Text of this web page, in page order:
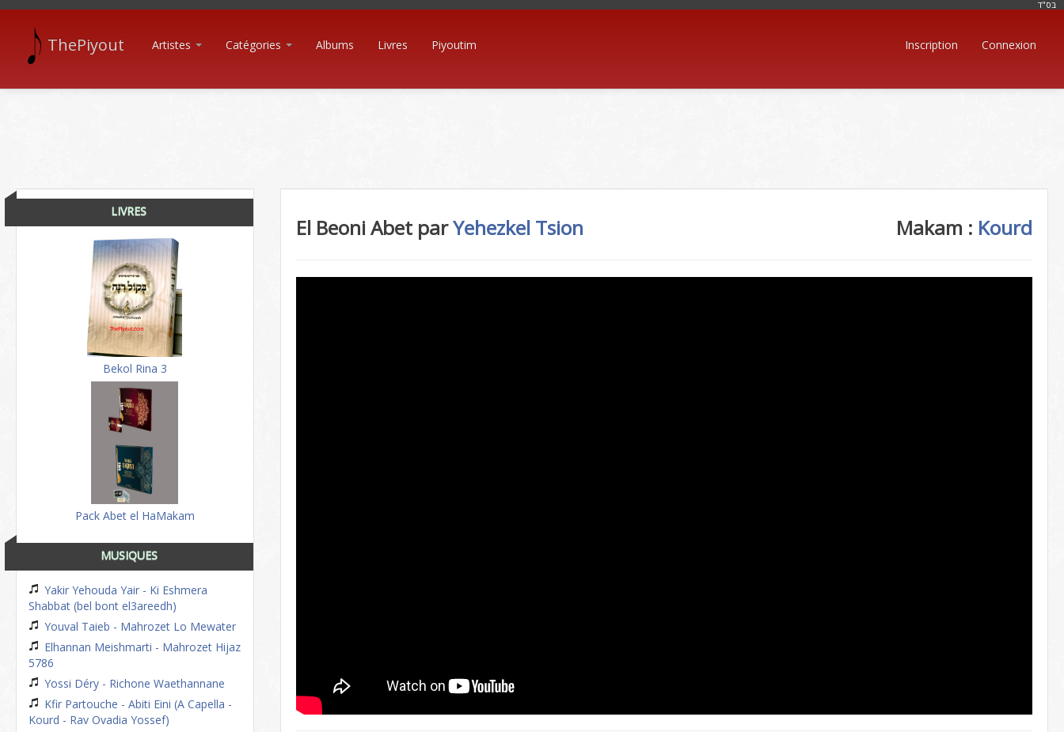
בּס"ד
ThePiyout Artistes Catégories Albums Livres Piyoutim Inscription Connexion
LIVRES
Bekol Rina 3
Pack Abet el HaMakam
MUSIQUES
Yakir Yehouda Yair - Ki Eshmera
Shabbat (bel bont el3areedh)
Youval Taieb - Mahrozet Lo Mewater
Elhannan Meishmarti - Mahrozet Hijaz
5786
Yossi Déry - Richone Waethannane
Kfir Partouche - Abiti Eini (A Capella -
Kourd - Rav Ovadia Yossef)
El Beoni Abet parYehezkel Tsion Makam : Kourd